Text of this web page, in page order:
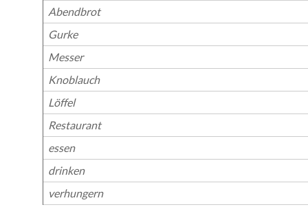
Abendbrot
Gurke
Messer
Knoblauch
Löffel
Restaurant
essen
drinken
verhungern